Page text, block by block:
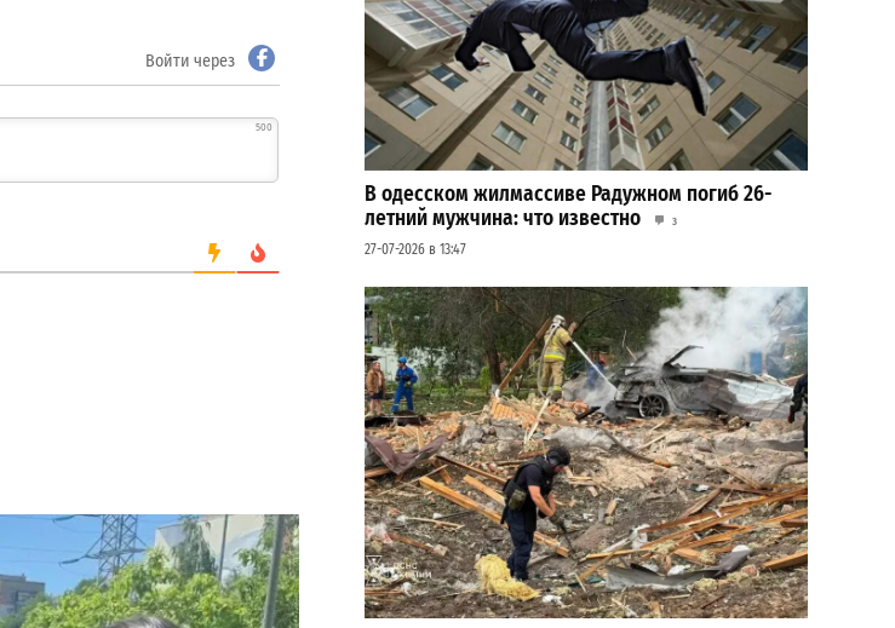
Войти через
500
В одесском жилмассиве Радужном погиб 26-
летний мужчина: что известно
3
27-07-2026 в 13:47